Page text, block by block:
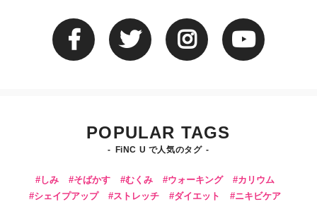
POPULAR TAGS
FiNC U で人気のタグ
しみ そばかす むくみ ウォーキング
カリウム
シェイプアップ
ストレッチ ダイエット
ニキビケア